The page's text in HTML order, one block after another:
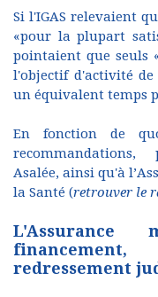
Si l'IGAS relevaient
«pour la plupart
pointaient que seuls
l'objectif d'activité
un équivalent temps
En fonction de
recommandations,
Asalée, ainsi qu'à
la Santé (retrouver le
L'Assurance
redressement